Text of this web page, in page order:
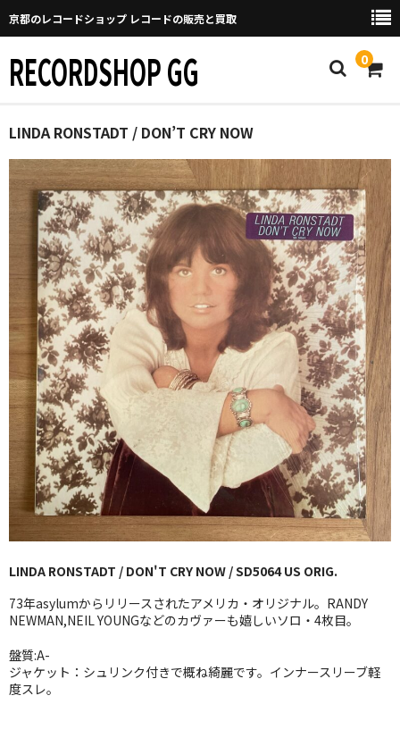
京都のレコードショップ レコードの販売と買取
RECORDSHOP GG 0
Home
マイページ
GGについて
買取について
取り置きなどについて
Categories
New Arrivals
新譜
GG RECORD （当店のレーベル）
全商品
JAZZ-US
BLUE NOTE
JAZZ-EU
JAZZ-JP
JAZZ-VOCAL
J-POP
LINDA RONSTADT / DON’T CRY NOW
LINDA RONSTADT / DON'T CRY NOW / SD5064 US ORIG.
73年asylumからリリースされたアメリカ・オリジナル。RANDY
NEWMAN,NEIL YOUNGなどのカヴァーも嬉しいソロ・4枚目。
盤質:A-
ジャケット：シュリンク付きで概ね綺麗です。インナースリーブ軽
度スレ。